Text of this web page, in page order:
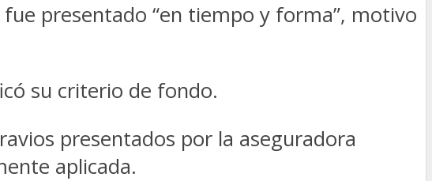
presentado “en tiempo y forma”, motivo
su criterio de fondo.
presentados por la aseguradora
aplicada.